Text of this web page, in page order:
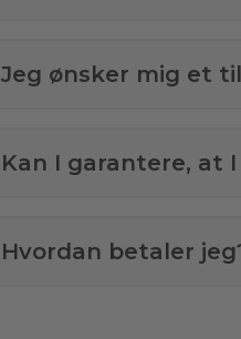
Jeg ønsker mig et
Kan I garantere, at
Hvordan betaler